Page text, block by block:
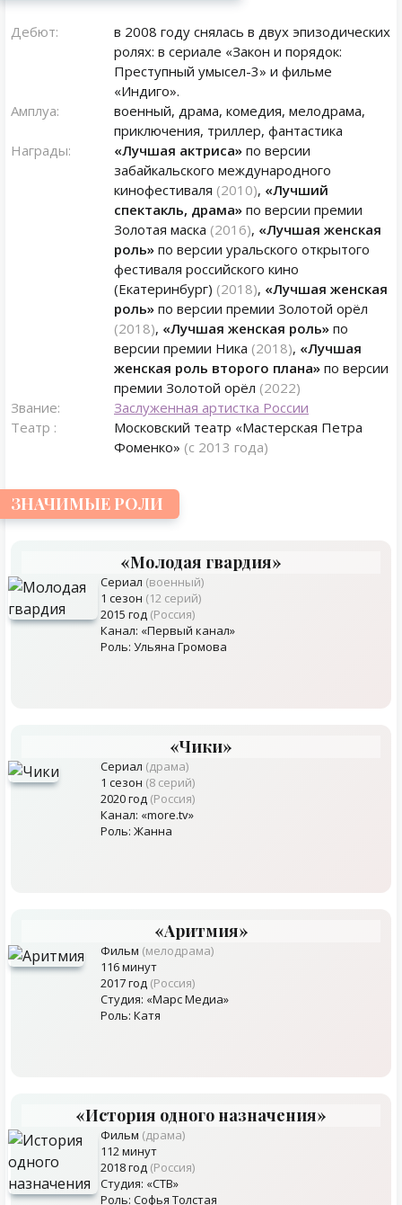
Дебют:
в 2008 году снялась в двух эпизодических
ролях: в сериале «Закон и порядок:
Преступный умысел-3» и фильме
«Индиго».
Амплуа:
военный, драма, комедия, мелодрама,
приключения, триллер, фантастика
Награды:
«Лучшая актриса» по версии
забайкальского международного
кинофестиваля (2010), «Лучший
спектакль, драма» по версии премии
Золотая маска (2016), «Лучшая женская
роль» по версии уральского открытого
фестиваля российского кино
(Екатеринбург) (2018), «Лучшая женская
роль» по версии премии Золотой орёл
(2018), «Лучшая женская роль» по
версии премии Ника (2018), «Лучшая
женская роль второго плана» по версии
премии Золотой орёл (2022)
Звание:
Заслуженная артистка России
Театр :
Московский театр «Мастерская Петра
Фоменко» (с 2013 года)
ЗНАЧИМЫЕ РОЛИ
«Молодая гвардия»
Сериал (военный)
1 сезон (12 серий)
2015 год (Россия)
Канал: «Первый канал»
Роль: Ульяна Громова
«Чики»
Сериал (драма)
1 сезон (8 серий)
2020 год (Россия)
Канал: «more.tv»
Роль: Жанна
«Аритмия»
Фильм (мелодрама)
116 минут
2017 год (Россия)
Студия: «Марс Медиа»
Роль: Катя
«История одного назначения»
Фильм (драма)
112 минут
2018 год (Россия)
Студия: «СТВ»
Роль: Софья Толстая